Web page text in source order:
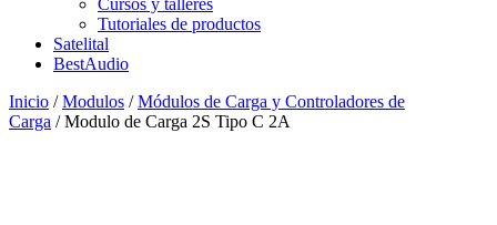
Tutoriales de productos
Satelital
BestAudio
Inicio /Modulos /Módulos de Carga y Controladores de
Carga / Modulo de Carga 2S Tipo C 2A